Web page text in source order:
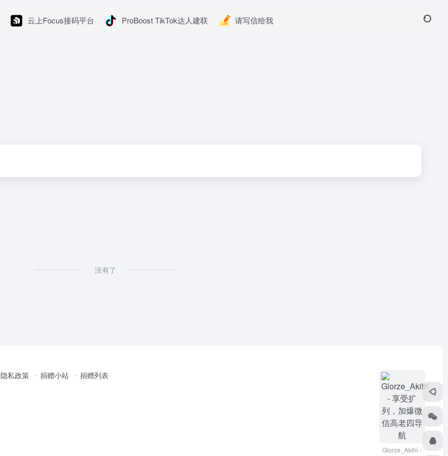
云上Focus接码平台 ProBoost TikTok达人建联 请写信给我
没有了
隐私政策 捐赠小站 捐赠列表
Glorze_Akihi -